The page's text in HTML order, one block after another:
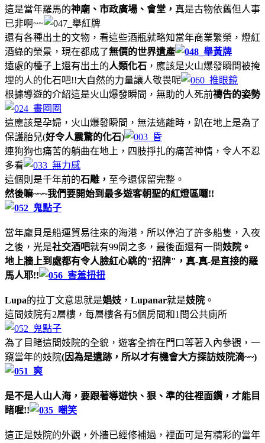
這是當年羅馬的神廟、市政廣場、會堂， 真是古物依舊但人事
已非啊~~
還有各種出土的文物，看這些酒瓶就略知當年商業繁榮，燈紅
酒綠的榮景，現在都成了無價的世界遺產
遠處的檯子上還有出土的人類化石 ，應該是火山爆發瞬間被掩
埋的人的化石吧!!大自然的力量讓人敬畏呢
根據導遊的介紹這是火山爆發瞬間，無助的人死前禱告的姿勢
這應該是孕婦，火山爆發瞬間，無法逃離時，趴在地上是為了
保護胎兒(好令人震驚的化石)
連狗狗也痛苦的躺曲在地上，四肢掙扎的痛苦神情，令人不忍
多看
這個則是千年前的石雕， 至今還保留完整。
然後嘛~~~我們要開始到最多遊客朝聖的紅燈區囉!!
當年龐貝是船運貿易往來的海港，所以停泊了許多船隻，入夜
之後，光是社交酒吧就有99間之多，最後面還有一間妓院。
地上牆上到處都有令人臉紅心跳的"招牌"，真-真-是直接的羅
馬人耶!!
Lupa的拉丁文意思就是娼妓 ， Lupanar就是妓院 。
這間妓院有2層樓，每層樓各有5個房間和1間公共廁所
為了目睹這間妓院的全貌，遊客全擠在門口等著入內參觀，一
窺當年的妓院(因為是遺跡，所以才有機會大方探訪妓院滴~~)
是不是人山人海，要跟著導遊快、狠、準的往裡面鑽，才能目
睹喔!!
這正是妓院的外觀，外牆已經修補過，裡面可是有精彩的當年